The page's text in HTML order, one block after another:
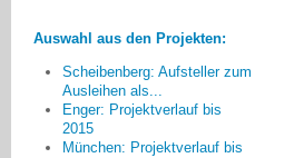
Auswahl aus den Projekten:
Scheibenberg: Aufsteller zum
Ausleihen als...
Enger: Projektverlauf bis
2015
München: Projektverlauf bis
Verblüffend zu beobachten